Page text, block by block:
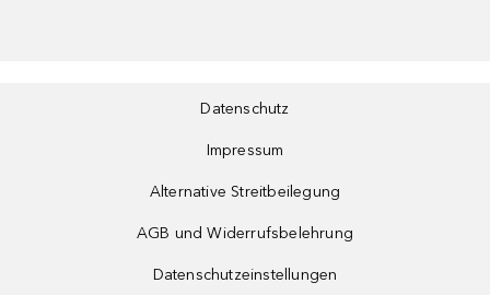
Datenschutz
Impressum
Alternative Streitbeilegung
AGB und Widerrufsbelehrung
Datenschutzeinstellungen